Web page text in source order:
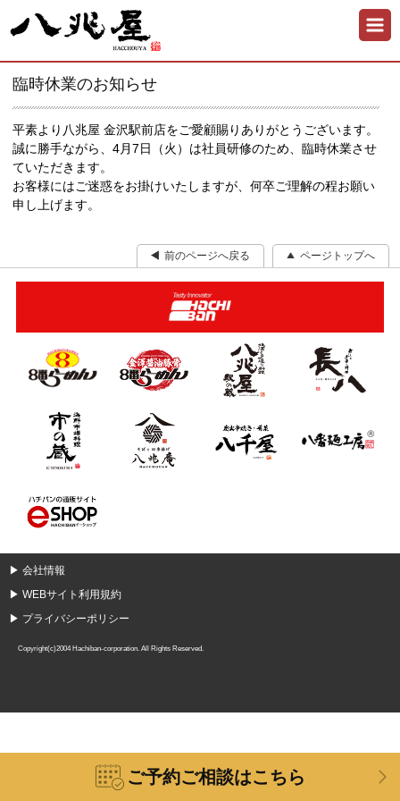
臨時休業のお知らせ
平素より八兆屋 金沢駅前店をご愛顧賜りありがとうございます。
誠に勝手ながら、4月7日（火）は社員研修のため、臨時休業させ
ていただきます。
お客様にはご迷惑をお掛けいたしますが、何卒ご理解の程お願い
申し上げます。
前のページへ戻る ページトップへ
▶ 会社情報
▶ WEBサイト利用規約
▶ プライバシーポリシー
Copyright(c)2004 Hachiban-corporation. All Rights Reserved.
ご予約ご相談はこちら